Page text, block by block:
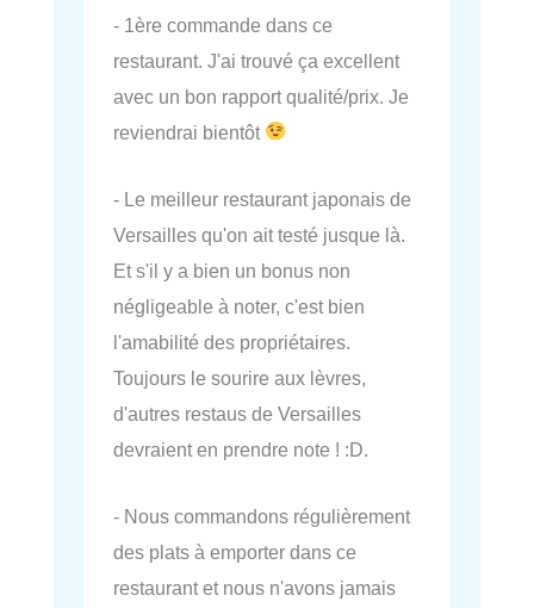
- 1ère commande dans ce
restaurant. J'ai trouvé ça excellent
avec un bon rapport qualité/prix. Je
reviendrai bientôt
- Le meilleur restaurant japonais de
Versailles qu'on ait testé jusque là.
Et s'il y a bien un bonus non
négligeable à noter, c'est bien
l'amabilité des propriétaires.
Toujours le sourire aux lèvres,
d'autres restaus de Versailles
devraient en prendre note ! :D.
- Nous commandons régulièrement
des plats à emporter dans ce
restaurant et nous n'avons jamais